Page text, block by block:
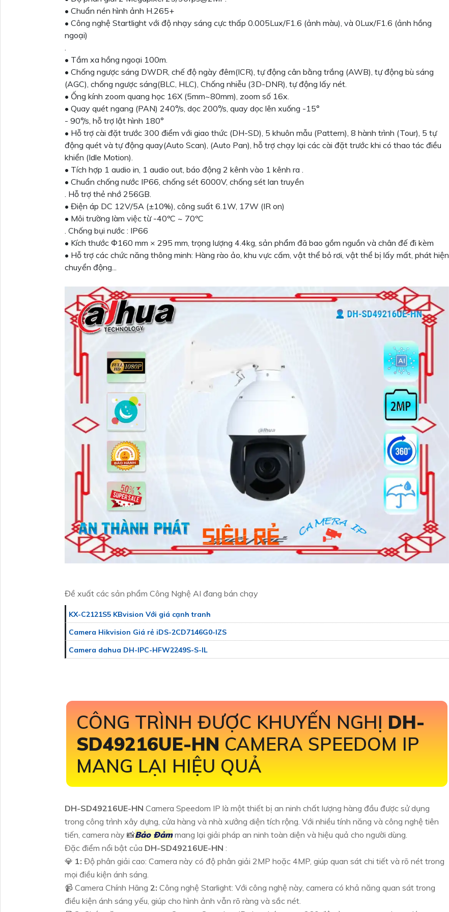
• Chuẩn nén hình ảnh H.265+
• Công nghệ Startlight với độ nhạy sáng cực thấp 0.005Lux/F1.6 (ảnh màu), và 0Lux/F1.6 (ảnh hồng
ngoại)
.
• Tầm xa hồng ngoại 100m.
• Chống ngược sáng DWDR, chế độ ngày đêm(ICR), tự động cân bằng trắng (AWB), tự động bù sáng
(AGC), chống ngược sáng(BLC, HLC), Chống nhiễu (3D-DNR), tự động lấy nét.
• Ống kính zoom quang học 16X (5mm~80mm), zoom số 16x.
• Quay quét ngang (PAN) 240°/s, dọc 200°/s, quay dọc lên xuống -15°
- 90°/s, hỗ trợ lật hình 180°
• Hỗ trợ cài đặt trước 300 điểm với giao thức (DH-SD), 5 khuôn mẫu (Pattern), 8 hành trình (Tour), 5 tự
động quét và tự động quay(Auto Scan), (Auto Pan), hỗ trợ chạy lại các cài đặt trước khi có thao tác điều
khiển (Idle Motion).
• Tích hợp 1 audio in, 1 audio out, báo động 2 kênh vào 1 kênh ra .
• Chuẩn chống nước IP66, chống sét 6000V, chống sét lan truyền
. Hỗ trợ thẻ nhớ 256GB.
• Điện áp DC 12V/5A (±10%), công suất 6.1W, 17W (IR on)
• Môi trường làm việc từ -40ºC ~ 70ºC
. Chống bụi nước : IP66
• Kích thước Φ160 mm × 295 mm, trọng lượng 4.4kg, sản phẩm đã bao gồm nguồn và chân đế đi kèm
• Hỗ trợ các chức năng thông minh: Hàng rào ảo, khu vực cấm, vật thể bỏ rơi, vật thể bị lấy mất, phát hiện
chuyển động...
Đề xuất các sản phẩm Công Nghệ AI đang bán chạy
KX-C2121S5 KBvision Với giá cạnh tranh
Camera Hikvision Giá rẻ iDS-2CD7146G0-IZS
Camera dahua DH-IPC-HFW2249S-S-IL
CÔNG TRÌNH ĐƯỢC KHUYẾN NGHỊ DH-
SD49216UE-HN CAMERA SPEEDOM IP
MANG LẠI HIỆU QUẢ
DH-SD49216UE-HN Camera Speedom IP là một thiết bị an ninh chất lượng hàng đầu được sử dụng
trong công trình xây dựng, cửa hàng và nhà xưởng diện tích rộng. Với nhiều tính năng và công nghệ tiên
tiến, camera này 📸Bảo Đảmmang lại giải pháp an ninh toàn diện và hiệu quả cho người dùng.
Đặc điểm nổi bật của DH-SD49216UE-HN :
💎 1: Độ phân giải cao: Camera này có độ phân giải 2MP hoặc 4MP, giúp quan sát chi tiết và rõ nét trong
mọi điều kiện ánh sáng.
📹 Camera Chính Hãng 2: Công nghệ Starlight: Với công nghệ này, camera có khả năng quan sát trong
điều kiện ánh sáng yếu, giúp cho hình ảnh vẫn rõ ràng và sắc nét.